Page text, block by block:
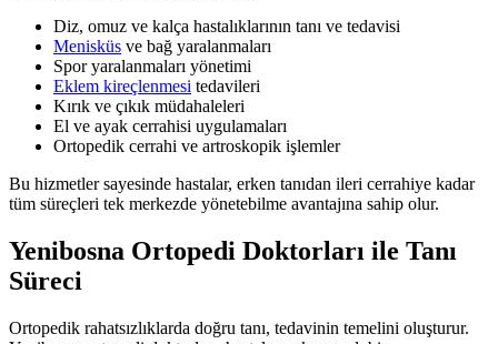
Diz, omuz ve kalça hastalıklarının tanı ve tedavisi
Menisküs ve bağ yaralanmaları
Spor yaralanmaları yönetimi
Eklem kireçlenmesi tedavileri
Kırık ve çıkık müdahaleleri
El ve ayak cerrahisi uygulamaları
Ortopedik cerrahi ve artroskopik işlemler
Bu hizmetler sayesinde hastalar, erken tanıdan ileri cerrahiye kadar
tüm süreçleri tek merkezde yönetebilme avantajına sahip olur.
Yenibosna Ortopedi Doktorları ile Tanı
Süreci
Ortopedik rahatsızlıklarda doğru tanı, tedavinin temelini oluşturur.